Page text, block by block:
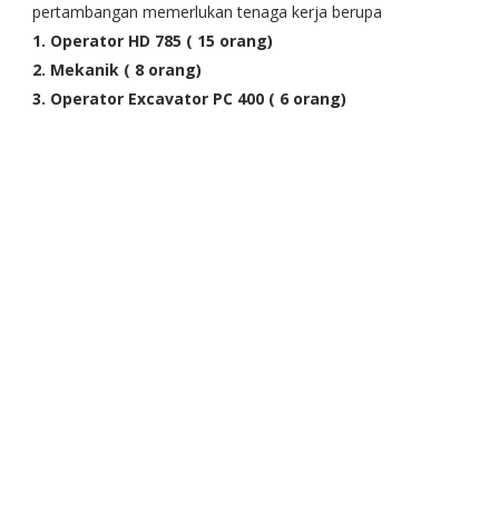
pertambangan memerlukan tenaga kerja berupa
1. Operator HD 785 ( 15 orang)
2. Mekanik ( 8 orang)
3. Operator Excavator PC 400 ( 6 orang)